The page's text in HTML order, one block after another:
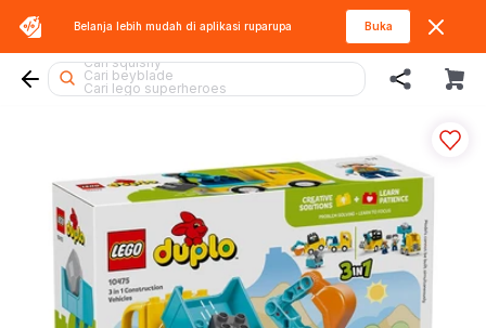
Belanja lebih mudah di aplikasi ruparupa Buka
Cari tobot
Cari squishy
Cari beyblade
Cari lego superheroes
Cari pokemon
Cari lego botanicals
Cari kiddy fun
Cari fuggler
Cari rolife sanrio
Cari miffy
Cari blokees
Cari sylvanian
Cari batman
Cari hot wheels
Cari marvel legends
Cari spiderman
Cari gel blaster